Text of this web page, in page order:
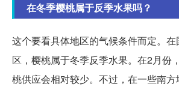
在冬季樱桃属于反季水果吗？
这个要看具体地区的气候条件而定。
区，樱桃属于冬季反季水果。在2月份
桃供应会相对较少。不过，在一些南